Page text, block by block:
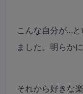
こんな自分が…
ました。明らか
それから好きな